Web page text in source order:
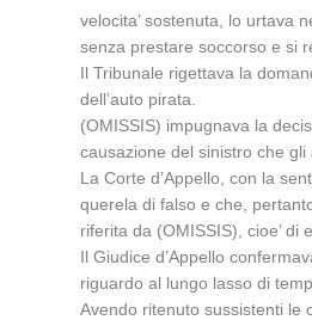
velocita’ sostenuta, lo urtava
senza prestare soccorso e si
Il Tribunale rigettava la
dell’auto pirata.
(OMISSIS) impugnava la
causazione del sinistro che
La Corte d’Appello, con la
querela di falso e che,
riferita da (OMISSIS), cioe’ di
Il Giudice d’Appello
riguardo al lungo lasso di
Avendo ritenuto sussistenti le